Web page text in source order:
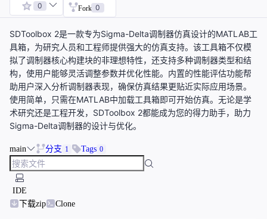
0 Fork 0
SDToolbox 2是一款专为Sigma-Delta调制器仿真设计的MATLAB工
具箱，为研究人员和工程师提供强大的仿真支持。该工具箱不仅模
拟了调制器核心构建块的非理想特性，还支持多种调制器类型和结
构，使用户能够灵活调整参数并优化性能。内置的性能评估功能帮
助用户深入分析调制器表现，确保仿真结果更贴近实际应用场景。
使用简单，只需在MATLAB中加载工具箱即可开始仿真。无论是学
术研究还是工程开发，SDToolbox 2都能成为您的得力助手，助力
Sigma-Delta调制器的设计与优化。
main 分支 1 Tags 0
IDE
下载zip
Clone